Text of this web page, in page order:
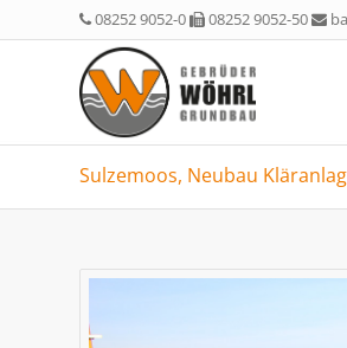
08252 9052-0 08252 9052-50
Sulzemoos, Neubau